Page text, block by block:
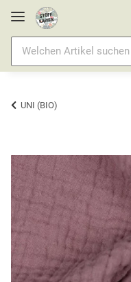
UNI (BIO)